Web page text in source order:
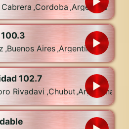
,Cordoba ,Argentina
,Buenos Aires,Argentina
102.7
Rivadavia
,Chubut ,Argentina